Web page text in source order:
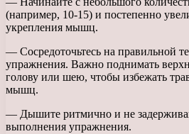
(например, 10-15) и постепенно
укрепления мышц.
— Сосредоточьтесь на правильной
упражнения. Важно поднимать
голову или шею, чтобы избежать
мышц.
— Дышите ритмично и не
выполнения упражнения.